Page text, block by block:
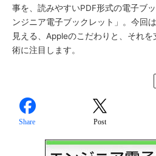
事を、読みやすいPDF形式の電子ブ
ンジニア電子ブックレット」。今回
見える、Appleのこだわりと、それ
術に注目します。
Share Post